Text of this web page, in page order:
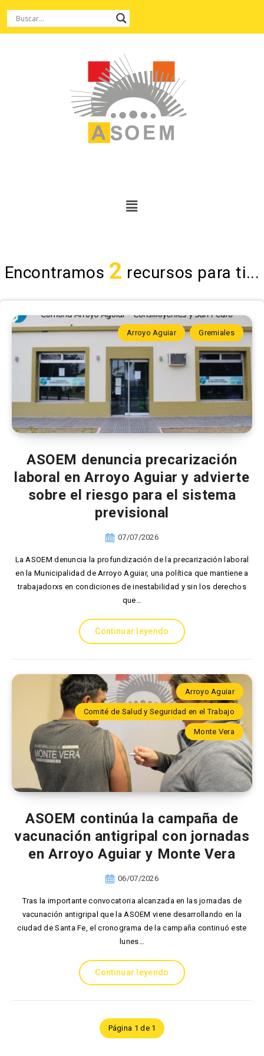
Encontramos 2 recursos para ti...
Arroyo Aguiar Gremiales
ASOEM denuncia precarización
laboral en Arroyo Aguiar y advierte
sobre el riesgo para el sistema
previsional
07/07/2026
La ASOEM denuncia la profundización de la precarización laboral
en la Municipalidad de Arroyo Aguiar, una política que mantiene a
trabajadorxs en condiciones de inestabilidad y sin los derechos
que…
Continuar leyendo
Arroyo Aguiar
Comité de Salud y Seguridad en el Trabajo
Monte Vera
ASOEM continúa la campaña de
vacunación antigripal con jornadas
en Arroyo Aguiar y Monte Vera
06/07/2026
Tras la importante convocatoria alcanzada en las jornadas de
vacunación antigripal que la ASOEM viene desarrollando en la
ciudad de Santa Fe, el cronograma de la campaña continuó este
lunes…
Continuar leyendo
Página 1 de 1